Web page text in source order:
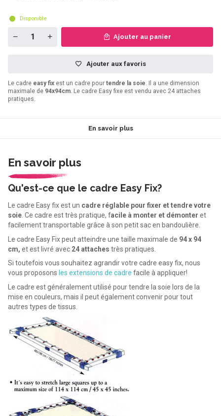
Disponible
Ajouter au panier
Ajouter aux favoris
Le cadre easy fix est un cadre pour tendre la soie. Il a une dimension
maximale de 94x94cm. Le cadre Easy fixe est vendu avec 24 attaches
pratiques.
En savoir plus
En savoir plus
Qu'est-ce que le cadre Easy Fix?
Le cadre Easy fix est un cadre réglable pour fixer et tendre votre
soie . Ce cadre est très pratique, facile à monter et démonter et
facilement transportable grâce à son petit sac en bandoulière.
Le cadre Easy Fix peut atteindre une taille maximale de 94 x 94
cm, et est livré avec 24 attaches très pratiques.
Si toutefois vous souhaitez agrandir votre cadre easy fix, nous
vous proposons les extensions de cadre facile à appliquer!
Le cadre est généralement utilisé pour tendre la soie lors de la
mise en couleurs, mais il peut également convenir pour tout
autres types de tissus.